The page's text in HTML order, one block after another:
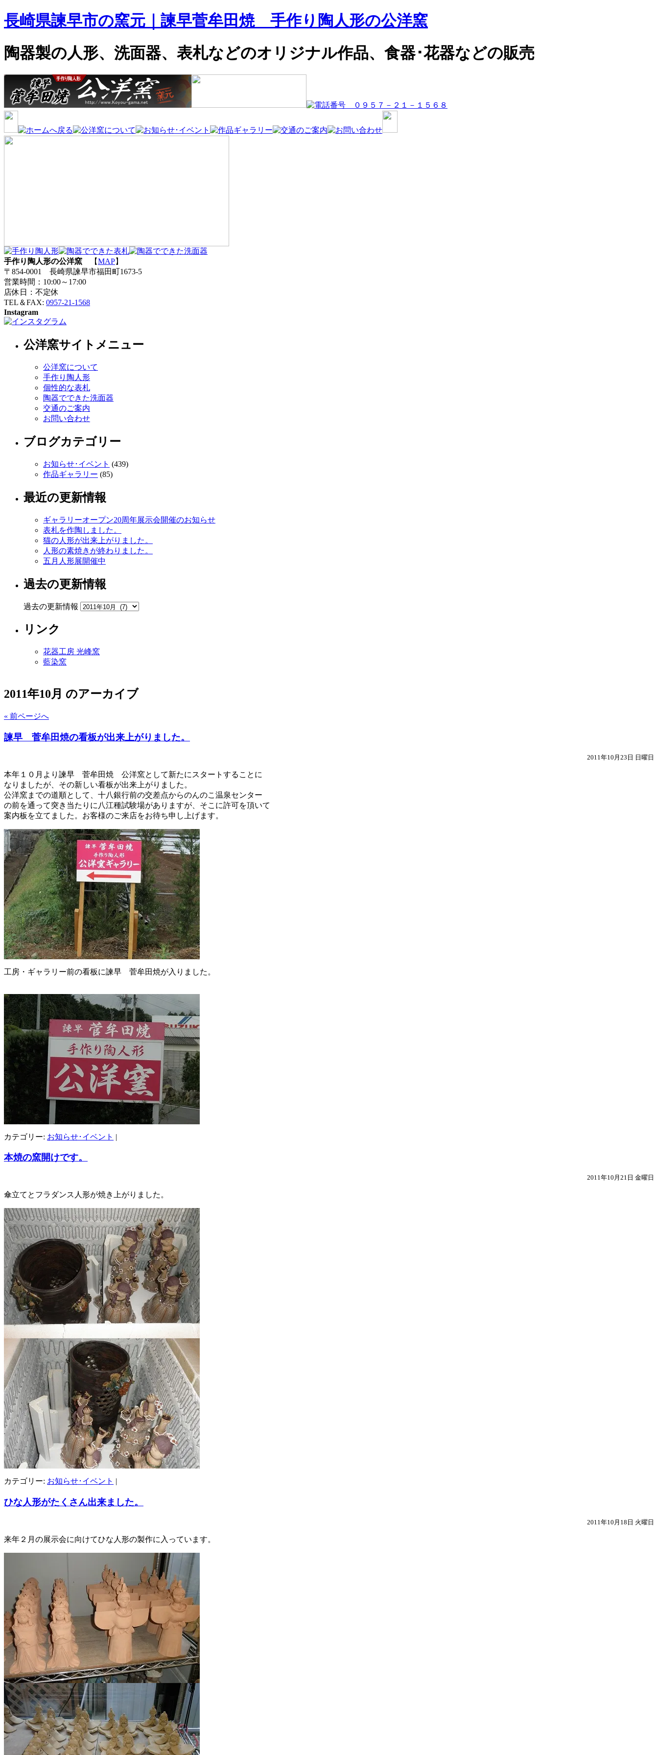
長崎県諫早市の窯元｜諫早菅牟田焼 手作り陶人形の公洋窯
陶器製の人形、洗面器、表札などのオリジナル作品、食器･花器などの販売
手作り陶人形の公洋窯 【MAP】
〒854-0001 長崎県諫早市福田町1673-5
営業時間：10:00～17:00
店休日：不定休
TEL＆FAX: 0957-21-1568
Instagram
公洋窯サイトメニュー
公洋窯について
手作り陶人形
個性的な表札
陶器でできた洗面器
交通のご案内
お問い合わせ
ブログカテゴリー
お知らせ･イベント (439)
作品ギャラリー (85)
最近の更新情報
ギャラリーオープン20周年展示会開催のお知らせ
表札を作陶しました。
猫の人形が出来上がりました。
人形の素焼きが終わりました。
五月人形展開催中
過去の更新情報
過去の更新情報
リンク
花器工房 光峰窯
藍染窯
2011年10月 のアーカイブ
« 前ページへ
諫早 菅牟田焼の看板が出来上がりました。
2011年10月23日 日曜日
本年１０月より諫早 菅牟田焼 公洋窯として新たにスタートすることに
なりましたが、その新しい看板が出来上がりました。
公洋窯までの道順として、十八銀行前の交差点からのんのこ温泉センター
の前を通って突き当たりに八江種試験場がありますが、そこに許可を頂いて
案内板を立てました。お客様のご来店をお待ち申し上げます。
工房・ギャラリー前の看板に諫早 菅牟田焼が入りました。
カテゴリー: お知らせ･イベント |
本焼の窯開けです。
2011年10月21日 金曜日
傘立てとフラダンス人形が焼き上がりました。
カテゴリー: お知らせ･イベント |
ひな人形がたくさん出来ました。
2011年10月18日 火曜日
来年２月の展示会に向けてひな人形の製作に入っています。